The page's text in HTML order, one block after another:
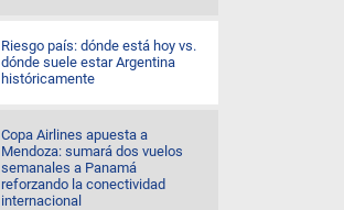
Riesgo país: dónde está hoy vs.
dónde suele estar Argentina
históricamente
Copa Airlines apuesta a
Mendoza: sumará dos vuelos
semanales a Panamá
reforzando la conectividad
internacional